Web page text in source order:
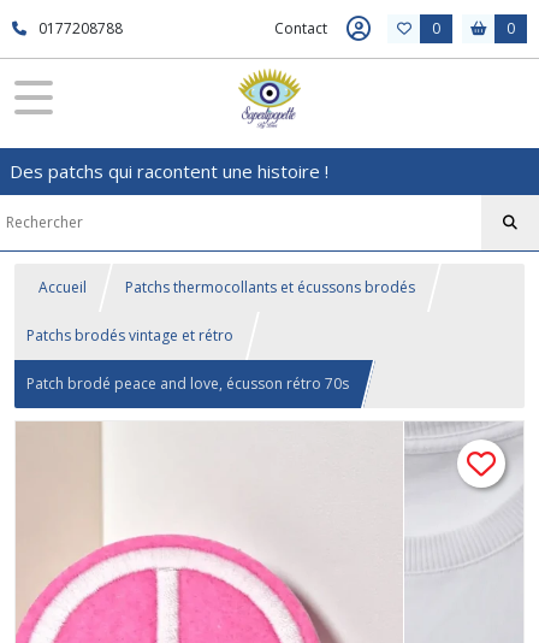
0177208788 Contact 0 0
Des patchs qui racontent une histoire !
Accueil Patchs thermocollants et écussons brodés
Patchs brodés vintage et rétro
Patch brodé peace and love, écusson rétro 70s